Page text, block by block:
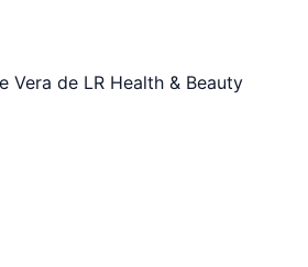
Vera de LR Health & Beauty